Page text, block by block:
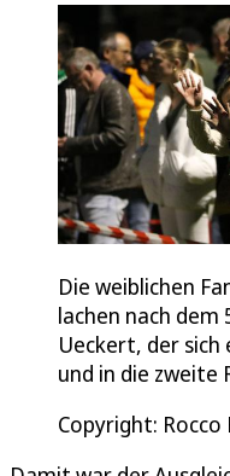
Die weiblichen
lachen nach
Ueckert, der
und in die zweite
Copyright: Rocco